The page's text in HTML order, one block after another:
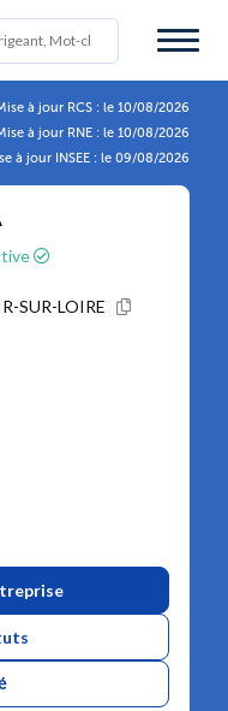
à jour RCS : le 10/08/2026
à jour RNE : le 10/08/2026
à jour INSEE : le 09/08/2026
SUR-LOIRE